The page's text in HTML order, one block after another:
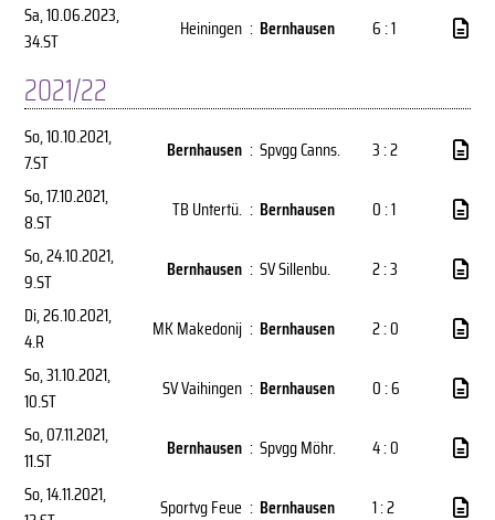
Sa, 10.06.2023,
34.ST
Heiningen : Bernhausen 6 : 1
2021/22
So, 10.10.2021,
7.ST
Bernhausen : Spvgg Canns.
3 : 2
So, 17.10.2021,
8.ST
TB Untertü. : Bernhausen
0 : 1
So, 24.10.2021,
9.ST
Bernhausen : SV Sillenbu.
2 : 3
Di, 26.10.2021,
4.R
MK Makedonij : Bernhausen
2 : 0
So, 31.10.2021,
10.ST
SV Vaihingen : Bernhausen
0 : 6
So, 07.11.2021,
11.ST
Bernhausen : Spvgg Möhr.
4 : 0
So, 14.11.2021,
Sportvg Feue : Bernhausen 1 : 2